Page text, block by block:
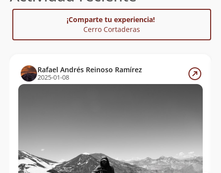
¡Comparte tu experiencia!
Cerro Cortaderas
Rafael Andrés Reinoso Ramírez
2025-01-08